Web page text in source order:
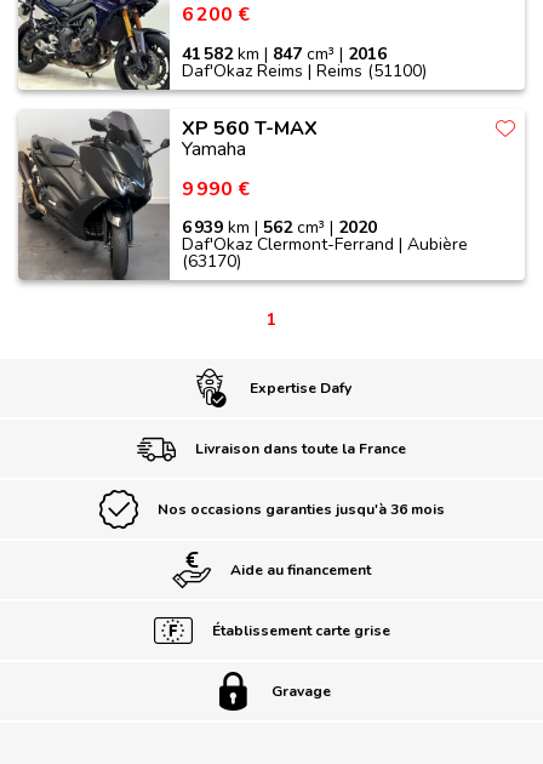
6 200 €
41 582km | 847 cm³ | 2016
Daf'Okaz Reims | Reims (51100)
XP 560 T-MAX
Yamaha
9 990 €
6 939 km |562cm³ | 2020
Daf'Okaz Clermont-Ferrand | Aubière
(63170)
1
Expertise Dafy
Livraison dans toute la France
Nos occasions garanties jusqu'à 36 mois
Aide au financement
Établissement carte grise
Gravage